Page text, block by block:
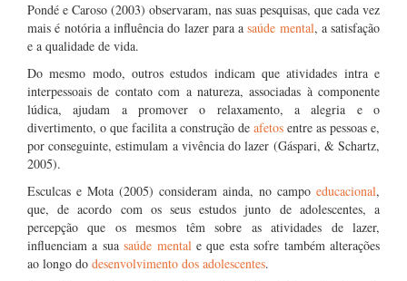
Pondé e Caroso (2003) observaram, nas suas pesquisas, que cada vez
mais é notória a influência do lazer para asaúde mental, a satisfação
e a qualidade de vida.
Do mesmo modo, outros estudos indicam que atividades intra e
interpessoais de contato com a natureza, associadas à componente
lúdica, ajudam a promover o relaxamento, a alegria e o
divertimento, o que facilita a construção de afetos entre as pessoas e,
por conseguinte, estimulam a vivência do lazer (Gáspari, & Schartz,
2005).
Esculcas e Mota (2005) consideram ainda, no campo educacional,
que, de acordo com os seus estudos junto de adolescentes, a
percepção que os mesmos têm sobre as atividades de lazer,
influenciam a suasaúde mentale que esta sofre também alterações
ao longo do desenvolvimento dos adolescentes.